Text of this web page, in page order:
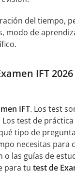
del tiempo,
modo de
IFT
IFT. Los test
test de práctica
tipo de
necesitas
las guías de
para tu test de